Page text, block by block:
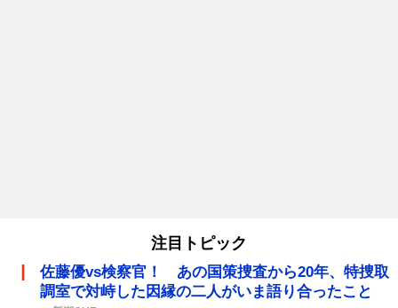
注目トピック
佐藤優vs検察官！ あの国策捜査から20年、特捜取
調室で対峙した因縁の二人がいま語り合ったこと